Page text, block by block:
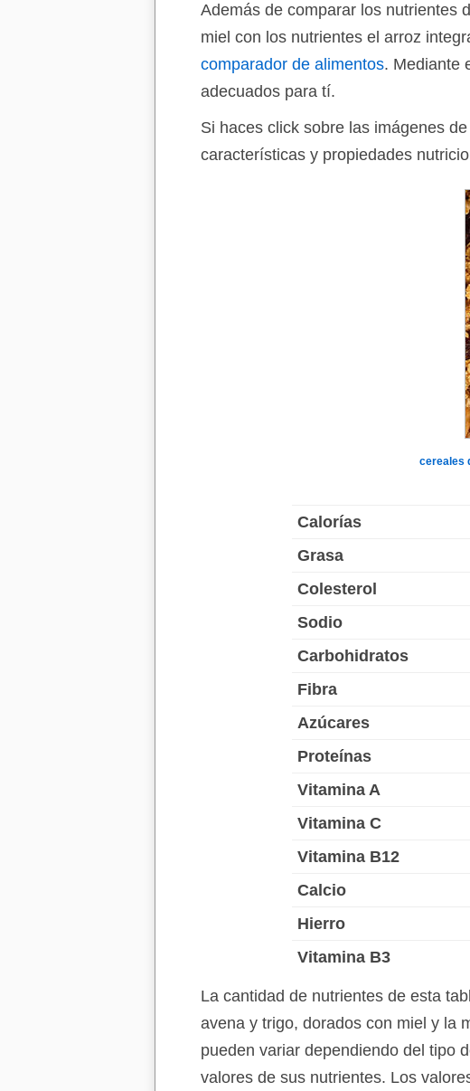
Además de comparar los nutrientes
miel con los nutrientes el arroz
comparador de alimentos. Mediante
adecuados para tí.
Si haces click sobre las imágenes
características y propiedades
cereales
Calorías
Grasa
Colesterol
Sodio
Carbohidratos
Fibra
Azúcares
Proteínas
Vitamina A
Vitamina C
Vitamina B12
Calcio
Hierro
Vitamina B3
La cantidad de nutrientes de esta
avena y trigo, dorados con miel y la
pueden variar dependiendo del tipo
valores de sus nutrientes. Los